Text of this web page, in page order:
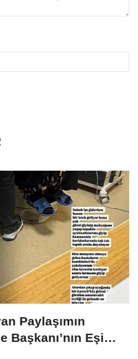
Paylaşımın
Başkanı’nın Eşi